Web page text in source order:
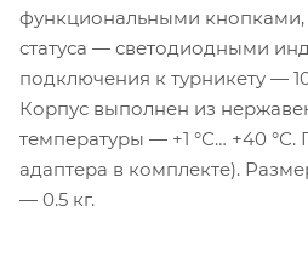
функциональными кнопками,
статуса — светодиодными
подключения к турникету —
Корпус выполнен из
температуры — +1 °С… +40 °С.
адаптера в комплекте).
— 0.5 кг.